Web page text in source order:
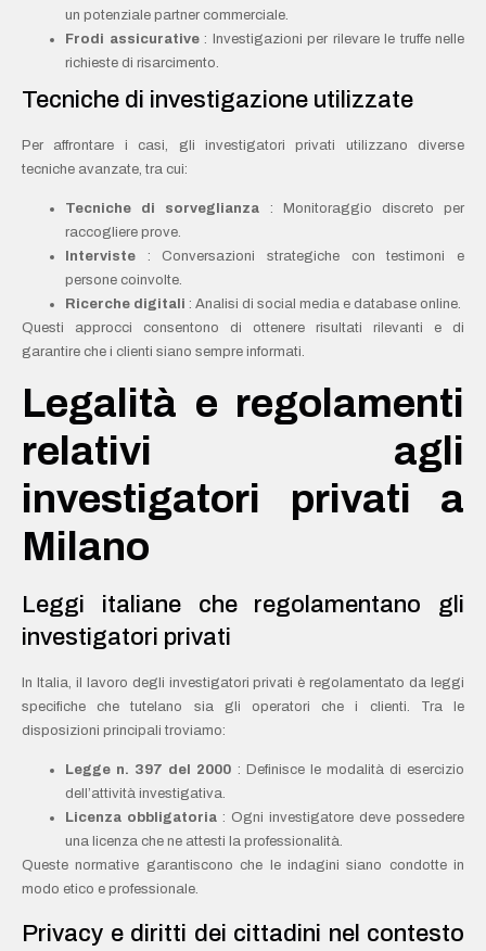
un potenziale partner commerciale.
Frodi assicurative: Investigazioni per rilevare le truffe nelle
richieste di risarcimento.
Tecniche di investigazione utilizzate
Per affrontare i casi, gli investigatori privati utilizzano diverse
tecniche avanzate, tra cui:
Tecniche di sorveglianza : Monitoraggio discreto per
raccogliere prove.
Interviste : Conversazioni strategiche con testimoni e
persone coinvolte.
Ricerche digitali : Analisi di social media e database online.
Questi approcci consentono di ottenere risultati rilevanti e di
garantire che i clienti siano sempre informati.
Legalità e regolamenti
relativi agli
investigatori privati a
Milano
Leggi italiane che regolamentano gli
investigatori privati
In Italia, il lavoro degli investigatori privati è regolamentato da leggi
specifiche che tutelano sia gli operatori che i clienti. Tra le
disposizioni principali troviamo:
Legge n. 397 del 2000 : Definisce le modalità di esercizio
dell’attività investigativa.
Licenza obbligatoria : Ogni investigatore deve possedere
una licenza che ne attesti la professionalità.
Queste normative garantiscono che le indagini siano condotte in
modo etico e professionale.
Privacy e diritti dei cittadini nel contesto